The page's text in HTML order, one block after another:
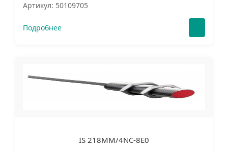
Артикул: 50109705
Подробнее
IS 218MM/4NC-8E0